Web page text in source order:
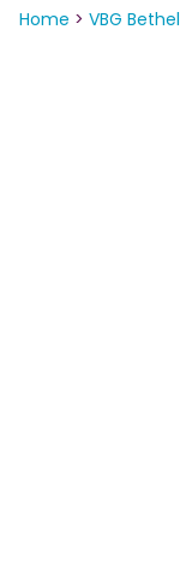
Home > VBG Bethel